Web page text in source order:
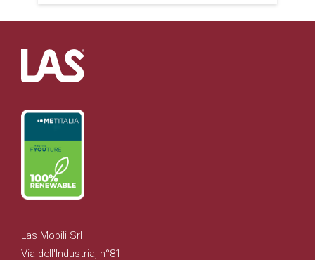
Las Mobili Srl
Via dell'Industria, n°81